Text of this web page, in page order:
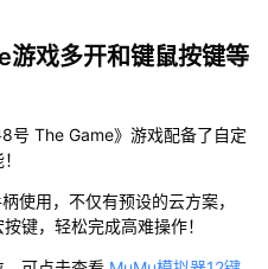
戏多开和键鼠按键等
号 The Game》游戏配备了自定
使用，不仅有预设的云方案，
键，轻松完成高难操作！